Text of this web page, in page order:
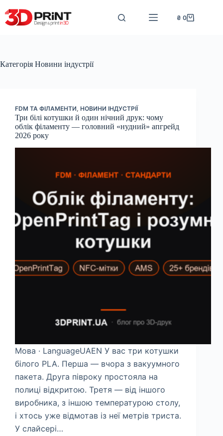
до
вмісту
Кошик
₴ 0
Категорія Новини індустрії
FDM ТА ФІЛАМЕНТИ, НОВИНИ ІНДУСТРІЇ
Три білі котушки й один нічний друк: чому
облік філаменту — головний «нудний» апгрейд
2026 року
Мова · LanguageUAEN У вас три котушки
білого PLA. Перша — вчора з вакуумного
пакета. Друга півроку простояла на
полиці відкритою. Третя — від іншого
виробника, з іншою температурою столу,
і хтось уже відмотав із неї метрів триста.
У слайсері…